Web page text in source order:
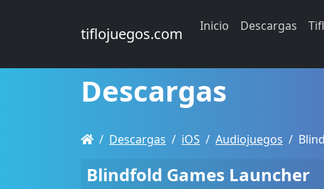
tiflojuegos.com Inicio Descargas
Descargas
Descargas iOS Audiojuegos
Blindfold Games Launcher